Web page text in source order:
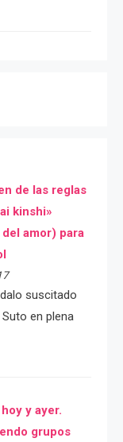
de las reglas
kinshi»
amor) para
suscitado
en plena
y ayer.
grupos